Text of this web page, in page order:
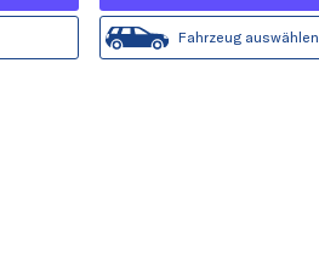
Fahrzeug auswählen